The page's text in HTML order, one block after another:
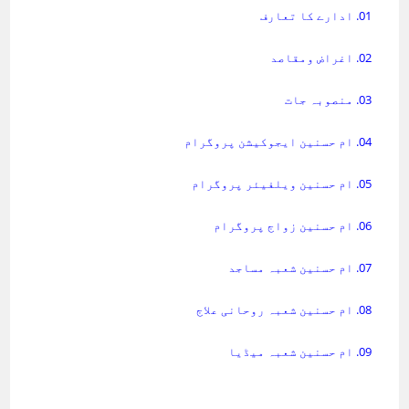
01. ادارے کا تعارف
02. اغراض ومقاصد
03. منصوبہ جات
04. ام حسنین ایجوکیشن پروگرام
05. ام حسنین ویلفیئر پروگرام
06. ام حسنین زواج پروگرام
07. ام حسنین شعبہ مساجد
08. ام حسنین شعبہ روحانی علاج
09. ام حسنین شعبہ میڈیا